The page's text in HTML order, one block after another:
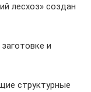
лесхоз» создан
и
структурные